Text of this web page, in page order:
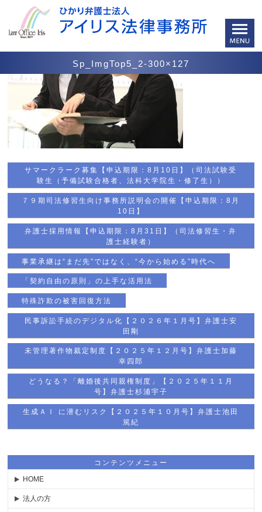
Sp_ImgTop5_2-300×127
サマークラーク募集【申込期限：8月10日】（司法試験受
験生（予備試験合格者、法科大学院生・修了生））
７９期司法修習生向け事務所説明会の開催【申込期限：8月
10日】
弁護士採用情報【申込期限：8月31日】（司法修習生・弁
護士経験者）
事業承継は“まだ先”ではなく、“今から始める”時代へ
「契約自由の原則」の上手な活用法
特殊詐欺の被害回復方法
民事訴訟手続のデジタル化【２０２６年１月号】弁護士安
田剛
未管理著作物裁定制度【２０２５年１２月号】弁護士加藤
幸四郎
どうなる？「離婚後共同親権制度」【２０２５年１１月
号】弁護士杉浦宇子
生成ＡＩ に潜むリスク【２０２５年１０月号】弁護士池田
篤紀
コンテンツメニュー
HOME
法人の方